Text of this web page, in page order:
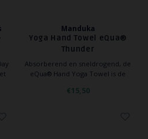
Manduka
Yoga Hand Towel eQua®
Thunder
Absorberend en sneldrogend, de
eQua® Hand Yoga Towel is de
of fitness goeroe die graag zich in
€15,50